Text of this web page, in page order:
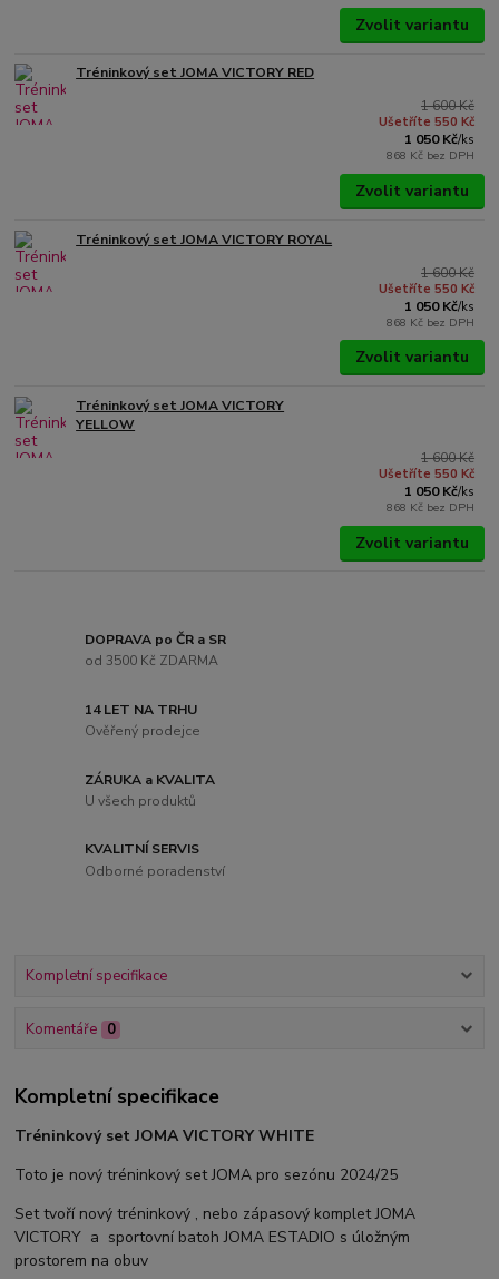
Zvolit variantu
Tréninkový set JOMA VICTORY RED
1 600 Kč
Ušetříte 550 Kč
1 050 Kč/ks
868 Kč bez DPH
Zvolit variantu
Tréninkový set JOMA VICTORY ROYAL
1 600 Kč
Ušetříte 550 Kč
1 050 Kč/ks
868 Kč bez DPH
Zvolit variantu
Tréninkový set JOMA VICTORY
YELLOW
1 600 Kč
Ušetříte 550 Kč
1 050 Kč/ks
868 Kč bez DPH
Zvolit variantu
DOPRAVA po ČR a SR
od 3500 Kč ZDARMA
14 LET NA TRHU
Ověřený prodejce
ZÁRUKA a KVALITA
U všech produktů
KVALITNÍ SERVIS
Odborné poradenství
Kompletní specifikace
Komentáře 0
Kompletní specifikace
Tréninkový set JOMA VICTORY WHITE
Toto je nový tréninkový set JOMA pro sezónu 2024/25
Set tvoří nový tréninkový , nebo zápasový komplet JOMA
VICTORY a sportovní batoh JOMA ESTADIO s úložným
prostorem na obuv